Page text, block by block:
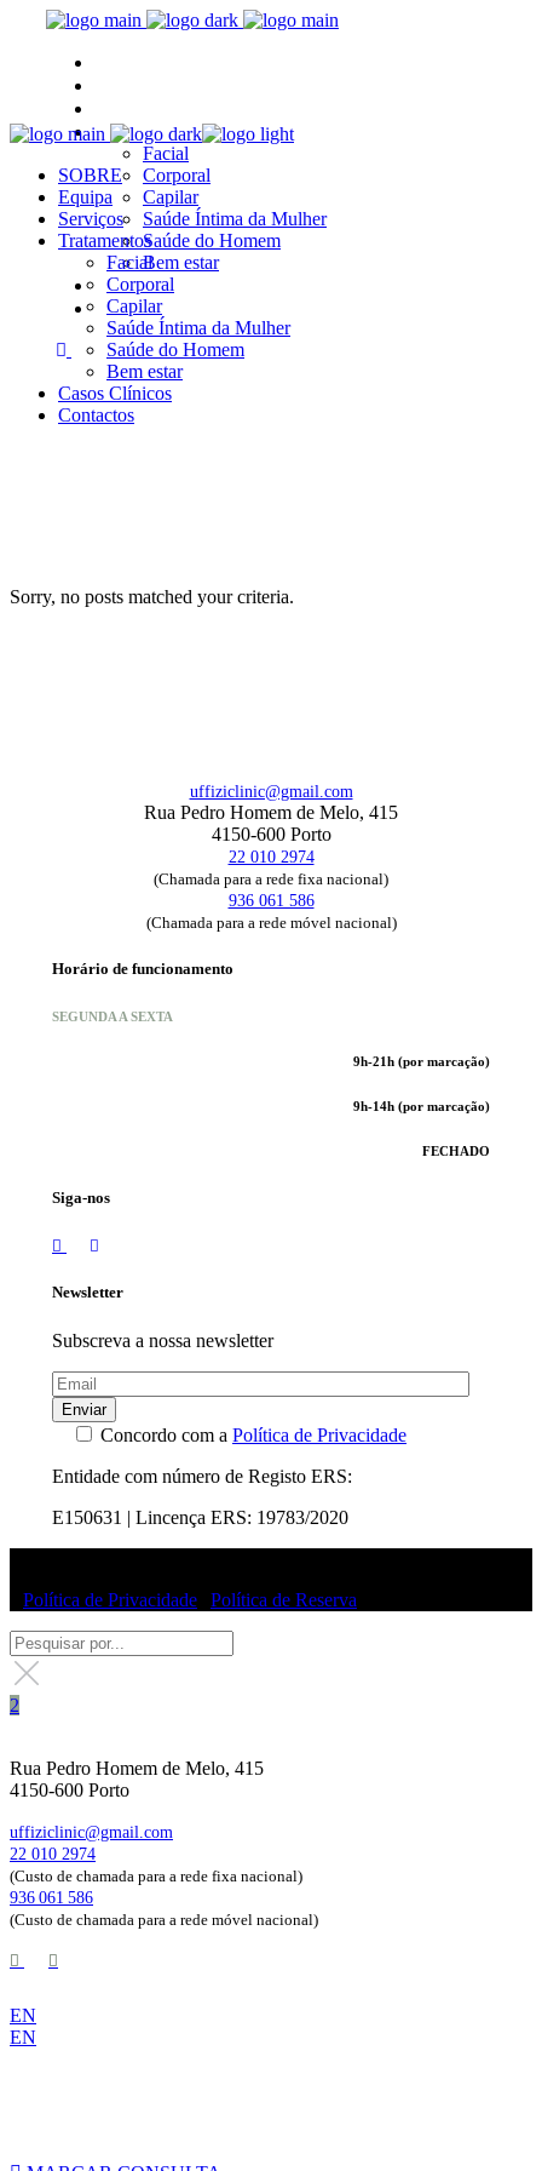
Tratamentos
Facial
Corporal
Capilar
Saúde Íntima da Mulher
Saúde do Homem
Bem estar
Casos Clínicos
Contactos
SOBRE
Equipa
Serviços
Tratamentos
Facial
Corporal
Capilar
Saúde Íntima da Mulher
Saúde do Homem
Bem estar
Casos Clínicos
Contactos
Sorry, no posts matched your criteria.
uffiziclinic@gmail.com
Rua Pedro Homem de Melo, 415
4150-600 Porto
22 010 2974
(Chamada para a rede fixa nacional)
936 061 586
(Chamada para a rede móvel nacional)
Horário de funcionamento
SEGUNDA A SEXTA
9h-21h (por marcação)
9h-14h (por marcação)
FECHADO
Siga-nos
Newsletter
Subscreva a nossa newsletter
Enviar
Concordo com a Política de Privacidade
Entidade com número de Registo ERS:
E150631 | Lincença ERS: 19783/2020
Política de Privacidade Política de Reserva
Rua Pedro Homem de Melo, 415
4150-600 Porto
uffiziclinic@gmail.com
22 010 2974
(Custo de chamada para a rede fixa nacional)
936 061 586
(Custo de chamada para a rede móvel nacional)
EN
EN